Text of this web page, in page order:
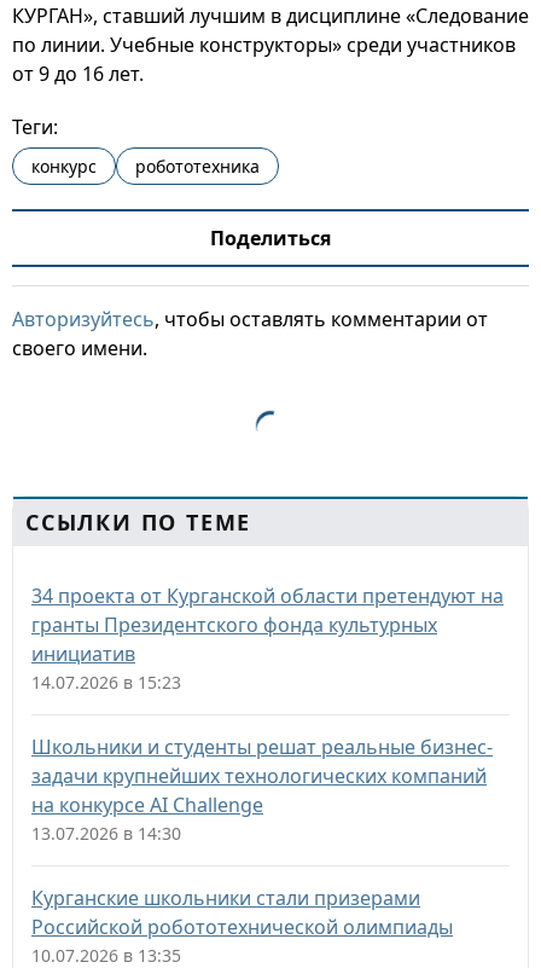
КУРГАН», ставший лучшим в дисциплине «Следование
по линии. Учебные конструкторы» среди участников
от 9 до 16 лет.
Теги:
конкурс робототехника
Поделиться
Авторизуйтесь, чтобы оставлять комментарии от
своего имени.
ССЫЛКИ ПО ТЕМЕ
34 проекта от Курганской области претендуют на
гранты Президентского фонда культурных
инициатив
14.07.2026 в 15:23
Школьники и студенты решат реальные бизнес-
задачи крупнейших технологических компаний
на конкурсе AI Challenge
13.07.2026 в 14:30
Курганские школьники стали призерами
Российской робототехнической олимпиады
10.07.2026 в 13:35